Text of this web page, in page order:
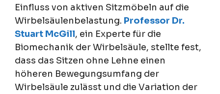
Einfluss von aktiven Sitzmöbeln auf die
Wirbelsäulenbelastung. Professor Dr.
Stuart McGill, ein Experte für die
Biomechanik der Wirbelsäule, stellte fest,
dass das Sitzen ohne Lehne einen
höheren Bewegungsumfang der
Wirbelsäule zulässt und die Variation der